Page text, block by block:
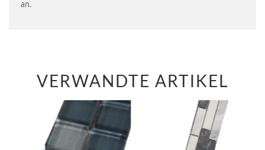
an.
VERWANDTE ARTIKEL